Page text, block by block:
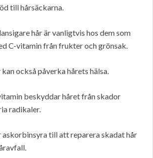
till hårsäckarna.
hår är vanligtvis hos dem som
C-vitamin från frukter och grönsak.
också påverka hårets hälsa.
beskyddar håret från skador
radikaler.
askorbinsyra till att reparera skadat hår